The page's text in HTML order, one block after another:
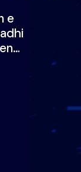
e